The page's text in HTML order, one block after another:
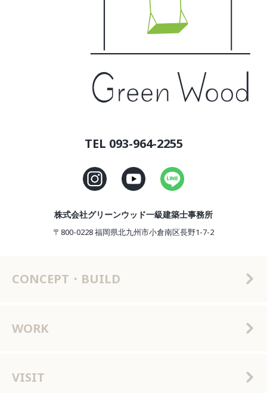
TEL 093-964-2255
株式会社グリーンウッド一級建築士事務所
〒800-0228 福岡県北九州市小倉南区長野1-7-2
CONCEPT・BUILD
WORK
VISIT